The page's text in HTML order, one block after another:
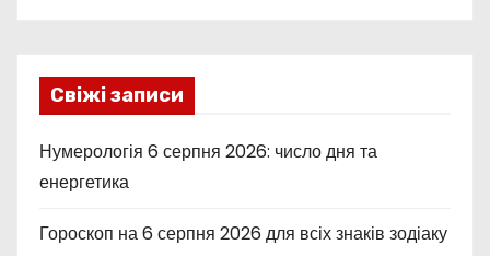
Свіжі записи
Нумерологія 6 серпня 2026: число дня та
енергетика
Гороскоп на 6 серпня 2026 для всіх знаків зодіаку